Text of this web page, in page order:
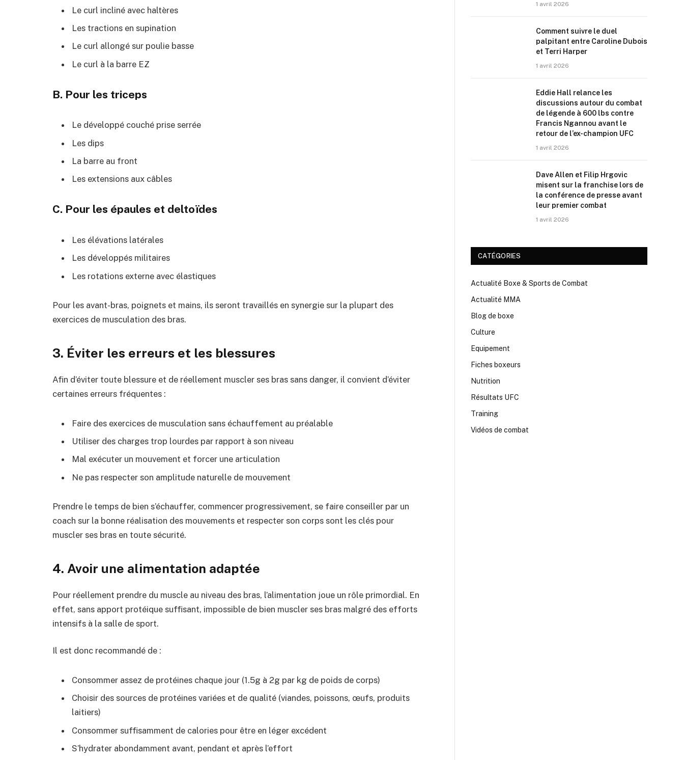
Le curl incliné avec haltères
Les tractions en supination
Le curl allongé sur poulie basse
Le curl à la barre EZ
B. Pour les triceps
Le développé couché prise serrée
Les dips
La barre au front
Les extensions aux câbles
C. Pour les épaules et deltoïdes
Les élévations latérales
Les développés militaires
Les rotations externe avec élastiques
Pour les avant-bras, poignets et mains, ils seront travaillés en synergie sur la plupart des
exercices de musculation des bras.
3. Éviter les erreurs et les blessures
Afin d’éviter toute blessure et de réellement muscler ses bras sans danger, il convient d’éviter
certaines erreurs fréquentes :
Faire des exercices de musculation sans échauffement au préalable
Utiliser des charges trop lourdes par rapport à son niveau
Mal exécuter un mouvement et forcer une articulation
Ne pas respecter son amplitude naturelle de mouvement
Prendre le temps de bien s’échauffer, commencer progressivement, se faire conseiller par un
coach sur la bonne réalisation des mouvements et respecter son corps sont les clés pour
muscler ses bras en toute sécurité.
4. Avoir une alimentation adaptée
Pour réellement prendre du muscle au niveau des bras, l’alimentation joue un rôle primordial. En
effet, sans apport protéique suffisant, impossible de bien muscler ses bras malgré des efforts
intensifs à la salle de sport.
Il est donc recommandé de :
Consommer assez de protéines chaque jour (1.5g à 2g par kg de poids de corps)
Choisir des sources de protéines variées et de qualité (viandes, poissons, œufs, produits
laitiers)
Consommer suffisamment de calories pour être en léger excédent
S’hydrater abondamment avant, pendant et après l’effort
1 avril 2026
Comment suivre le duel
palpitant entre Caroline Dubois
et Terri Harper
1 avril 2026
Eddie Hall relance les
discussions autour du combat
de légende à 600 lbs contre
Francis Ngannou avant le
retour de l’ex-champion UFC
1 avril 2026
Dave Allen et Filip Hrgovic
misent sur la franchise lors de
la conférence de presse avant
leur premier combat
1 avril 2026
CATÉGORIES
Actualité Boxe & Sports de Combat
Actualité MMA
Blog de boxe
Culture
Equipement
Fiches boxeurs
Nutrition
Résultats UFC
Training
Vidéos de combat